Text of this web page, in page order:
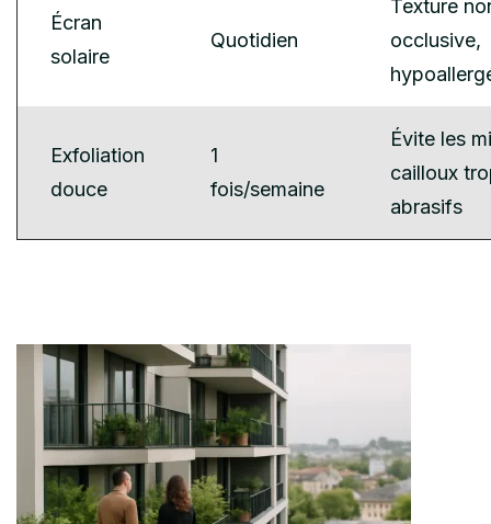
Écran
solaire
Quotidien
Texture
occlusive,
Exfoliation
douce
1
fois/semaine
Évite les
cailloux
abrasifs
Post
Navigation